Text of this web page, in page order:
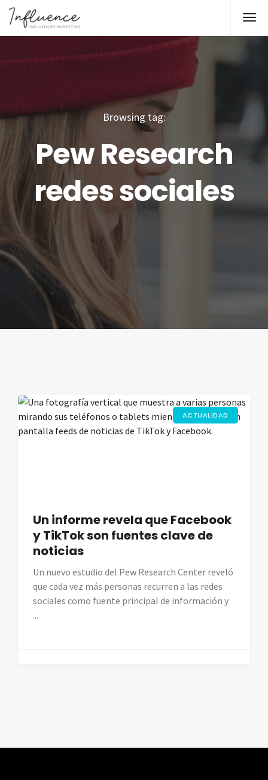
Browsing tag:
Pew Research
redes sociales
ACTUALIDAD
Un informe revela que Facebook
y TikTok son fuentes clave de
noticias
Un nuevo estudio del Pew Research Center reveló
que cada vez más personas recurren a las redes
sociales como fuente principal de información y
...